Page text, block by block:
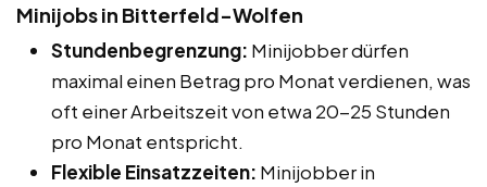
Minijobs in Bitterfeld-Wolfen
Stundenbegrenzung: Minijobber dürfen
maximal einen Betrag pro Monat verdienen, was
oft einer Arbeitszeit von etwa 20-25 Stunden
pro Monat entspricht.
Flexible Einsatzzeiten: Minijobber in